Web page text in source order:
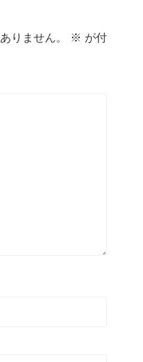
りません。 ※ が付